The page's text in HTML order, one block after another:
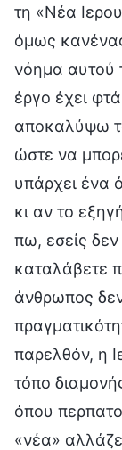
τη «Νέα
όμως
νόημα αυτού
έργο έχει
αποκαλύψω
ώστε να
υπάρχει ένα
κι αν το
πω, εσείς
καταλάβετε
άνθρωπος δεν
παρελθόν, η
τόπο
όπου
«νέα»